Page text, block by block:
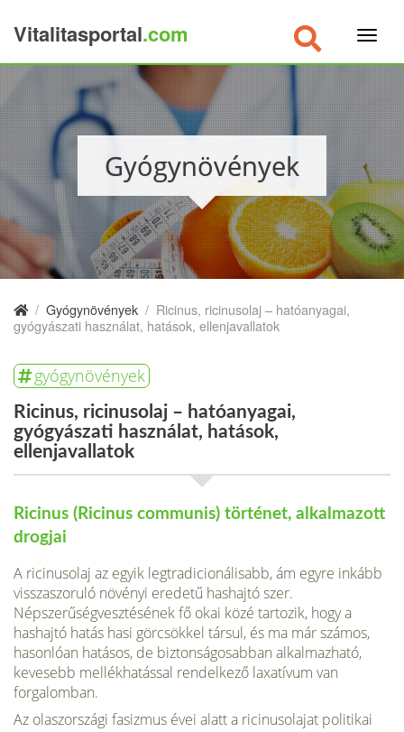
Vitalitasportal.com
Gyógynövények
/ Gyógynövények / Ricinus, ricinusolaj – hatóanyagai,
gyógyászati használat, hatások, ellenjavallatok
gyógynövények
Ricinus, ricinusolaj – hatóanyagai,
gyógyászati használat, hatások,
ellenjavallatok
Ricinus (Ricinus communis) történet, alkalmazott
drogjai
A ricinusolaj az egyik legtradicionálisabb, ám egyre inkább
visszaszoruló növényi eredetű hashajtó szer.
Népszerűségvesztésének fő okai közé tartozik, hogy a
hashajtó hatás hasi görcsökkel társul, és ma már számos,
hasonlóan hatásos, de biztonságosabban alkalmaz­ható,
kevesebb mellékhatással rendelkező laxatívum van
forgalomban.
Az olaszországi fasizmus évei alatt a ricinusolajat politikai
×